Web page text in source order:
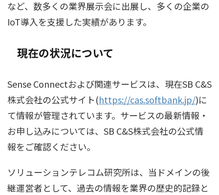
など、数多くの業界展示会に出展し、多くの企業の
IoT導入を支援した実績があります。
現在の状況について
Sense Connectおよび関連サービスは、現在SB C&S
株式会社の公式サイト(https://cas.softbank.jp/)に
て情報が管理されています。サービスの最新情報・
お申し込みについては、SB C&S株式会社の公式情
報をご確認ください。
ソリューションテレコム研究所は、当ドメインの後
継運営者として、過去の情報を業界の歴史的記録と